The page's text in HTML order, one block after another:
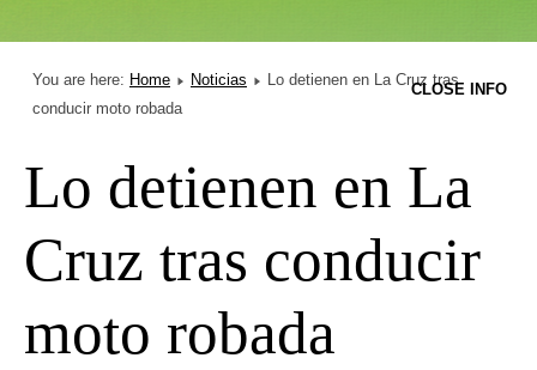
You are here: Home Noticias
Lo detienen en La Cruz tras
conducir moto robada
Lo detienen en La
Cruz tras conducir
moto robada
CLOSE INFO